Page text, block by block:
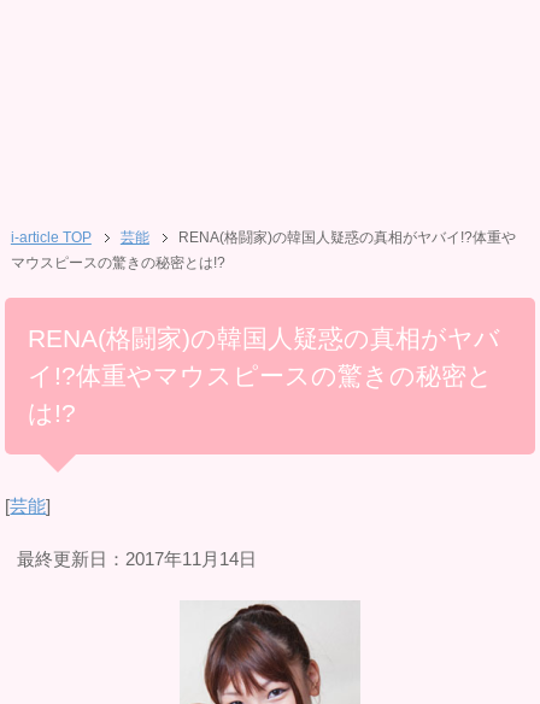
i-article TOP 芸能
RENA(格闘家)の韓国人疑惑の真相がヤバイ!?体重や
マウスピースの驚きの秘密とは!?
RENA(格闘家)の韓国人疑惑の真相がヤバ
イ!?体重やマウスピースの驚きの秘密と
は!?
[芸能]
最終更新日：2017年11月14日